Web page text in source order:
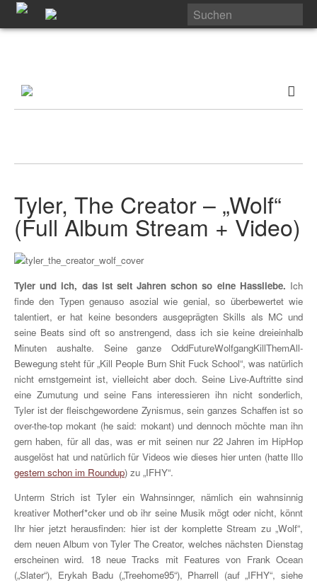
Tyler, The Creator – „Wolf“
(Full Album Stream + Video)
Tyler und ich, das ist seit Jahren schon so eine Hassliebe. Ich
finde den Typen genauso asozial wie genial, so überbewertet wie
talentiert, er hat keine besonders ausgeprägten Skills als MC und
seine Beats sind oft so anstrengend, dass ich sie keine dreieinhalb
Minuten aushalte. Seine ganze OddFutureWolfgangKillThemAll-
Bewegung steht für „Kill People Burn Shit Fuck School“, was natürlich
nicht ernstgemeint ist, vielleicht aber doch. Seine Live-Auftritte sind
eine Zumutung und seine Fans interessieren ihn nicht sonderlich,
Tyler ist der fleischgewordene Zynismus, sein ganzes Schaffen ist so
over-the-top mokant (he said: mokant) und dennoch möchte man ihn
gern haben, für all das, was er mit seinen nur 22 Jahren im HipHop
ausgelöst hat und natürlich für Videos wie dieses hier unten (hatte Illo
gestern schon im Roundup) zu „IFHY“.
Unterm Strich ist Tyler ein Wahnsinnger, nämlich ein wahnsinnig
kreativer Motherf*cker und ob ihr seine Musik mögt oder nicht, könnt
Ihr hier jetzt herausfinden: hier ist der komplette Stream zu „Wolf“,
dem neuen Album von Tyler The Creator, welches nächsten Dienstag
erscheinen wird. 18 neue Tracks mit Features von Frank Ocean
(„Slater“), Erykah Badu („Treehome95“), Pharrell (auf „IFHY“, siehe